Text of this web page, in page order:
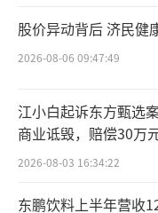
烘焙区与
前，现烤花边蛋
性价比，引发不
便很快售空；
线，新鲜草莓搭
股价异动背后 济民健
2026-08-06 09:47:49
江小白起诉东方甄选
商业诋毁，赔偿30万
2026-08-03 16:34:22
东鹏饮料上半年营收